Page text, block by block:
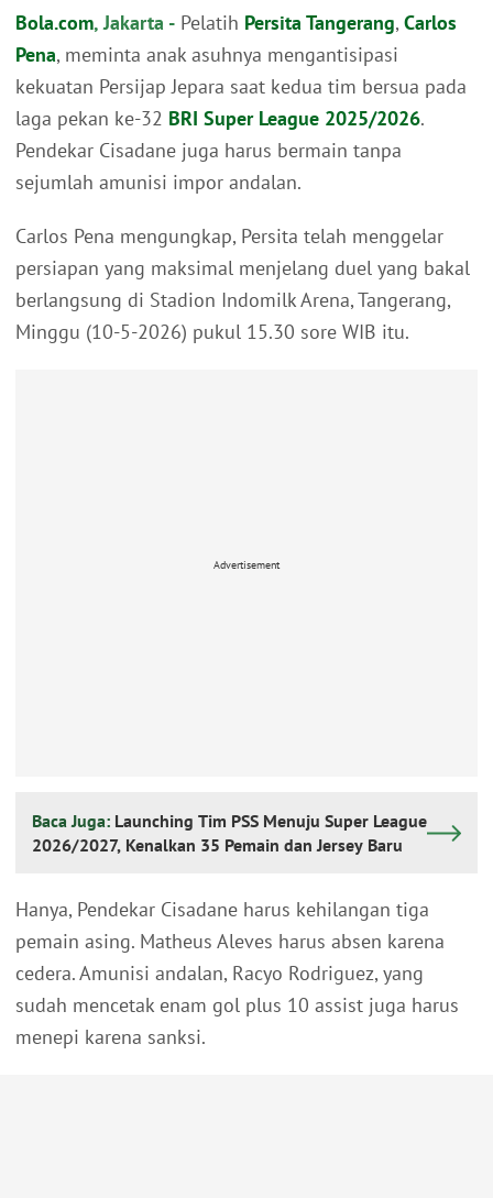
Bola.com, Jakarta - Pelatih Persita Tangerang, Carlos
Pena, meminta anak asuhnya mengantisipasi
kekuatan Persijap Jepara saat kedua tim bersua pada
laga pekan ke-32 BRI Super League 2025/2026.
Pendekar Cisadane juga harus bermain tanpa
sejumlah amunisi impor andalan.
Carlos Pena mengungkap, Persita telah menggelar
persiapan yang maksimal menjelang duel yang bakal
berlangsung di Stadion Indomilk Arena, Tangerang,
Minggu (10-5-2026) pukul 15.30 sore WIB itu.
Advertisement
Baca Juga: Launching Tim PSS Menuju Super League
2026/2027, Kenalkan 35 Pemain dan Jersey Baru
Hanya, Pendekar Cisadane harus kehilangan tiga
pemain asing. Matheus Aleves harus absen karena
cedera. Amunisi andalan, Racyo Rodriguez, yang
sudah mencetak enam gol plus 10 assist juga harus
menepi karena sanksi.